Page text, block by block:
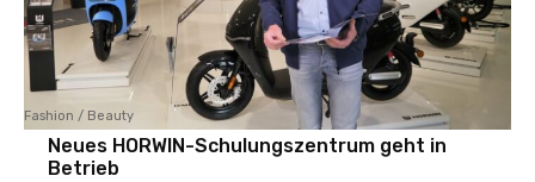
Fashion / Beauty
Neues HORWIN-Schulungszentrum geht in
Betrieb